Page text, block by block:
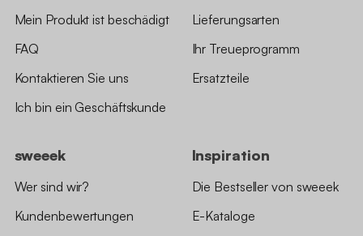
Mein Produkt ist beschädigt
FAQ
Kontaktieren Sie uns
Ich bin ein Geschäftskunde
Lieferungsarten
Ihr Treueprogramm
Ersatzteile
sweeek
Wer sind wir?
Kundenbewertungen
Inspiration
Die Bestseller von sweeek
E-Kataloge